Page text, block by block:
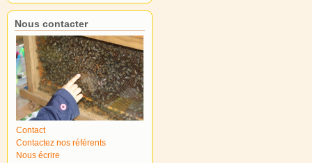
Nous contacter
Contact
Contactez nos référents
Nous écrire